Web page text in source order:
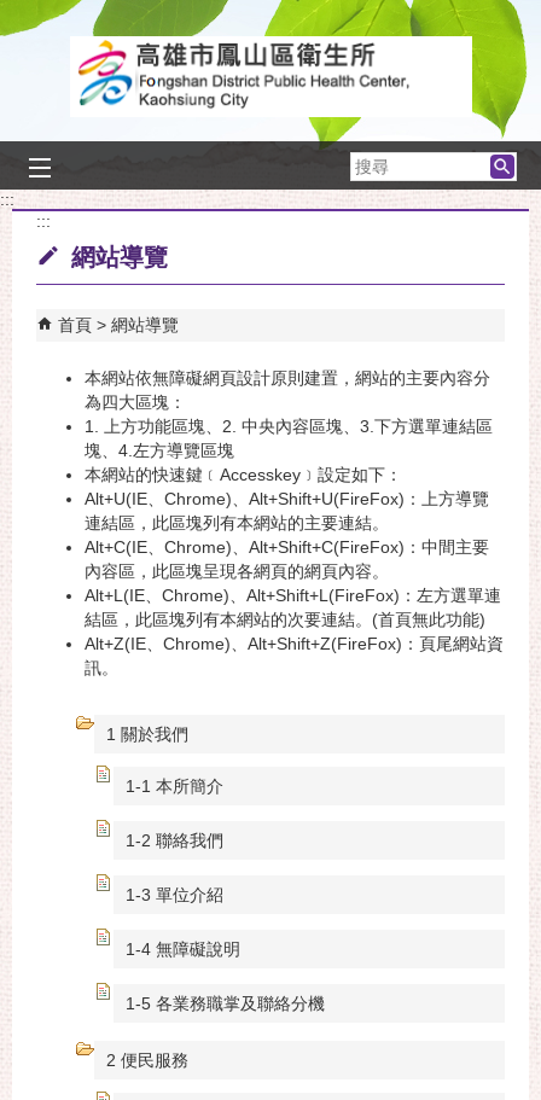
跳到主要內容區塊
搜
尋
:::
:::
網站導覽
首頁 網站導覽
本網站依無障礙網頁設計原則建置，網站的主要內容分
為四大區塊：
1. 上方功能區塊、2. 中央內容區塊、3.下方選單連結區
塊 、4.左方導覽區塊
本網站的快速鍵﹝Accesskey﹞設定如下：
Alt+U(IE、Chrome)、Alt+Shift+U(FireFox)：上方導覽
連結區，此區塊列有本網站的主要連結。
Alt+C(IE、Chrome)、Alt+Shift+C(FireFox)：中間主要
內容區，此區塊呈現各網頁的網頁內容。
Alt+L(IE、Chrome)、Alt+Shift+L(FireFox)：左方選單連
結區，此區塊列有本網站的次要連結。(首頁無此功能)
Alt+Z(IE、Chrome)、Alt+Shift+Z(FireFox)：頁尾網站資
訊。
1 關於我們
1-1 本所簡介
1-2 聯絡我們
1-3 單位介紹
1-4 無障礙說明
1-5 各業務職掌及聯絡分機
2 便民服務